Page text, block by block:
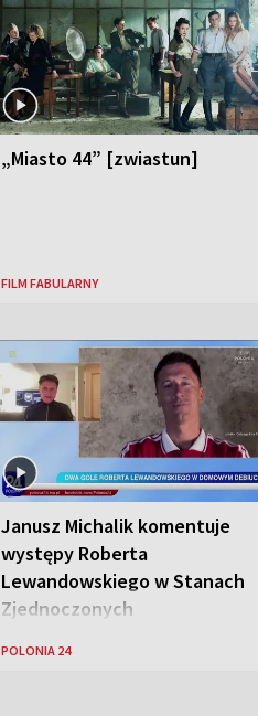
„Miasto 44” [zwiastun]
FILM FABULARNY
Janusz Michalik komentuje
występy Roberta
Lewandowskiego w Stanach
Zjednoczonych
POLONIA 24